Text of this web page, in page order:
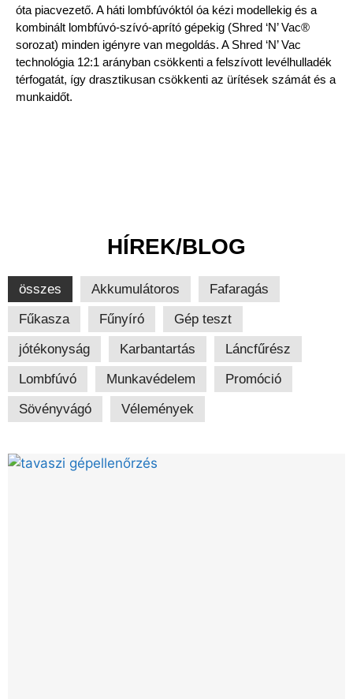
óta piacvezető. A háti lombfúvóktól óa kézi modellekig és a
kombinált lombfúvó-szívó-aprító gépekig (Shred ‘N’ Vac®
sorozat) minden igényre van megoldás. A Shred ‘N’ Vac
technológia 12:1 arányban csökkenti a felszívott levélhulladék
térfogatát, így drasztikusan csökkenti az ürítések számát és a
munkaidőt.
HÍREK/BLOG
összes Akkumulátoros
Fafaragás
Fűkasza
Fűnyíró
Gép teszt
jótékonyság
Karbantartás
Láncfűrész
Lombfúvó
Munkavédelem
Promóció
Sövényvágó
Vélemények